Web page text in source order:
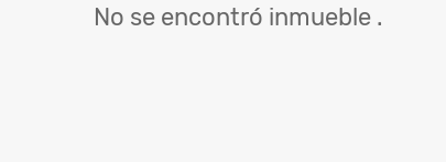
No se encontró inmueble .